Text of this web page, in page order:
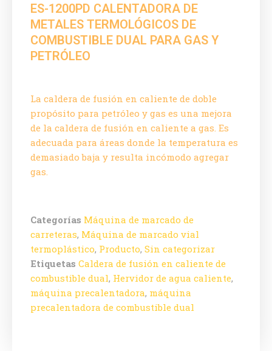
ES-1200PD CALENTADORA DE
METALES TERMOLÓGICOS DE
COMBUSTIBLE DUAL PARA GAS Y
PETRÓLEO
La caldera de fusión en caliente de doble
propósito para petróleo y gas es una mejora
de la caldera de fusión en caliente a gas. Es
adecuada para áreas donde la temperatura es
demasiado baja y resulta incómodo agregar
gas.
Categorías Máquina de marcado de
carreteras, Máquina de marcado vial
termoplástico, Producto, Sin categorizar
Etiquetas Caldera de fusión en caliente de
combustible dual, Hervidor de agua caliente,
máquina precalentadora, máquina
precalentadora de combustible dual